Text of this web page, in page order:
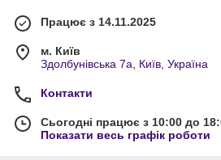
Працює з 14.11.2025
м. Київ
Здолбунівська 7а, Київ, Україна
Контакти
Сьогодні працює з 10:00 до
Показати весь графік роботи